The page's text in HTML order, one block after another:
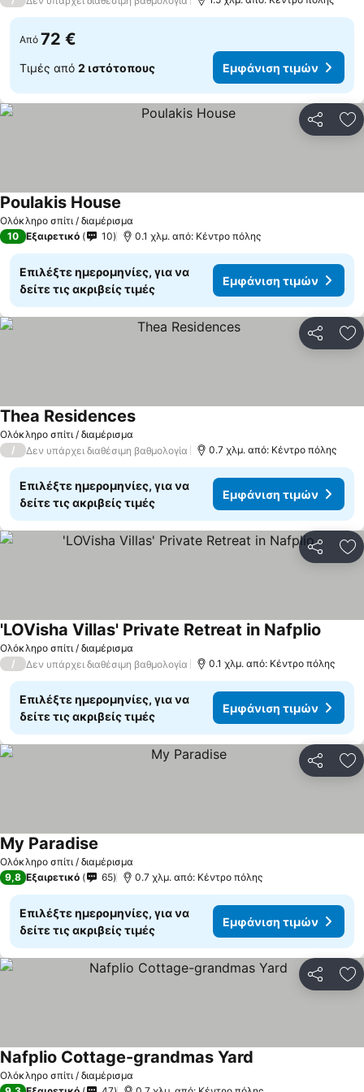
Από 72 €
Τιμές από 2 ιστότοπους Εμφάνιση τιμών
Ολόκληρο σπίτι / διαμέρισμα
Poulakis House
10 Εξαιρετικό 10 0.1 χλμ. από: Κέντρο πόλης
Επιλέξτε ημερομηνίες, για να
δείτε τις ακριβείς τιμές
Εμφάνιση τιμών
Ολόκληρο σπίτι / διαμέρισμα
Thea ResidencesΕμφάνιση τιμών
/ Δεν υπάρχει διαθέσιμη βαθμολογία 0.7 χλμ. από: Κέντρο πόλης
Επιλέξτε ημερομηνίες, για να
δείτε τις ακριβείς τιμές
Εμφάνιση τιμών
Ολόκληρο σπίτι / διαμέρισμα
'LOVisha Villas' Private Retreat in Nafplio
/ Δεν υπάρχει διαθέσιμη βαθμολογία 0.1 χλμ. από: Κέντρο πόλης
Επιλέξτε ημερομηνίες, για να
δείτε τις ακριβείς τιμές
Εμφάνιση τιμών
Ολόκληρο σπίτι / διαμέρισμα
My Paradise
9,8 Εξαιρετικό 65 0.7 χλμ. από: Κέντρο πόλης
Επιλέξτε ημερομηνίες, για να
δείτε τις ακριβείς τιμές
Εμφάνιση τιμών
Ολόκληρο σπίτι / διαμέρισμα
Nafplio Cottage-grandmas Yard